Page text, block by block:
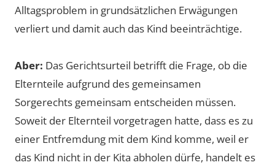
Alltagsproblem in grundsätzlichen Erwägungen
verliert und damit auch das Kind beeinträchtige.
Aber: Das Gerichtsurteil betrifft die Frage, ob die
Elternteile aufgrund des gemeinsamen
Sorgerechts gemeinsam entscheiden müssen.
Soweit der Elternteil vorgetragen hatte, dass es zu
einer Entfremdung mit dem Kind komme, weil er
das Kind nicht in der Kita abholen dürfe, handelt es